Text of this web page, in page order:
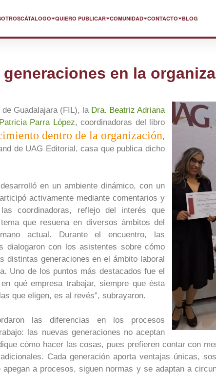
CÁTALOGO QUIERO PUBLICAR COMUNIDAD CONTACTO BLOG
en la
Guadalajara (FIL), la Dra. Beatriz Adriana
Parra López, coordinadoras del libro
dentro de la organización,
de UAG Editorial, casa que publica dicho
en un ambiente dinámico, con un
activamente mediante comentarios y
coordinadoras, reflejo del interés que
que resuena en diversos ámbitos del
actual. Durante el encuentro, las
dialogaron con los asistentes sobre cómo
distintas generaciones en el ámbito laboral
Uno de los puntos más destacados fue el
qué empresa trabajar, siempre que ésta
que eligen, es al revés”, subrayaron.
las diferencias en los procesos
las nuevas generaciones no aceptan
cómo hacer las cosas, pues prefieren contar con
Cada generación aporta ventajas únicas,
apegan a procesos, siguen normas y se adaptan a